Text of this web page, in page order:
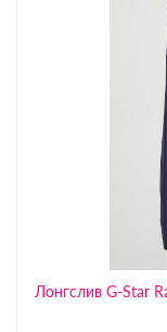
Лонгслив G-Star